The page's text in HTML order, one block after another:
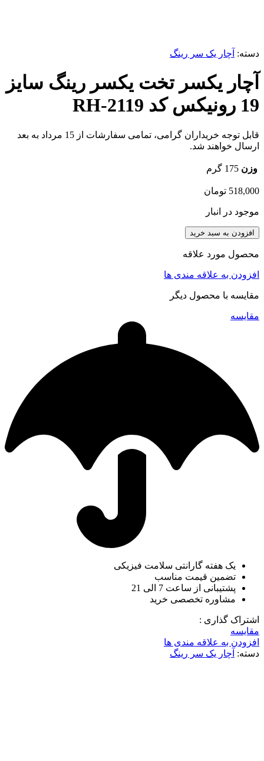
دسته: آچار یک سر رینگ
آچار یکسر تخت یکسر رینگ سایز
19 رونیکس کد RH-2119
قابل توجه خریداران گرامی، تمامی سفارشات از 15 مرداد به بعد
ارسال خواهند شد.
وزن 175 گرم
518,000 تومان
موجود در انبار
افزودن به سبد خرید
محصول مورد علاقه
افزودن به علاقه مندی ها
مقایسه با محصول دیگر
مقایسه
یک هفته گارانتی سلامت فیزیکی
تضمین قیمت مناسب
پشتیبانی از ساعت 7 الی 21
مشاوره تخصصی خرید
اشتراک گذاری :
مقایسه
افزودن به علاقه مندی ها
دسته: آچار یک سر رینگ